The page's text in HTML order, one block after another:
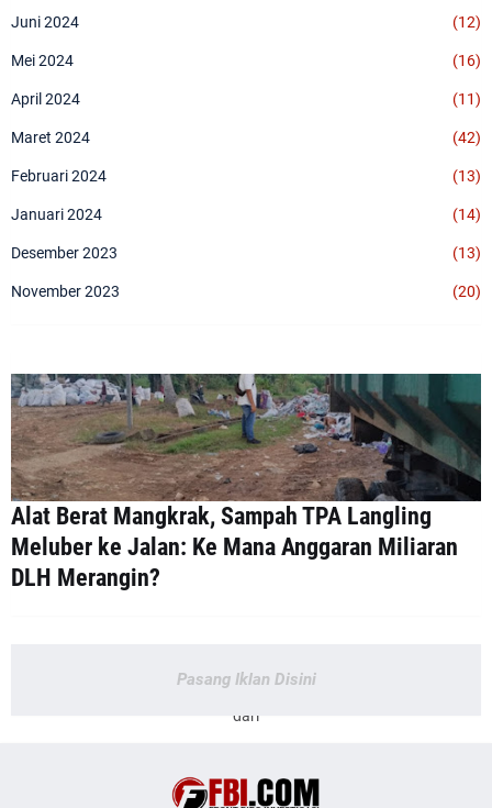
Juni 2024 (12)
Mei 2024 (16)
April 2024 (11)
Maret 2024 (42)
Februari 2024 (13)
Januari 2024 (14)
Desember 2023 (13)
November 2023 (20)
Alat Berat Mangkrak, Sampah TPA Langling
Meluber ke Jalan: Ke Mana Anggaran Miliaran
DLH Merangin?
Pasang Iklan Disini
dari